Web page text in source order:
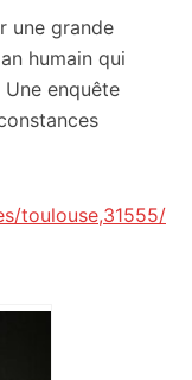
une grande
humain qui
enquête
toulouse,31555/